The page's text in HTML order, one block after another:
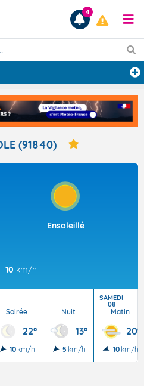
4
(91840)
Ensoleillé
10 km/h
Soirée
22°
10 km/h
Nuit
13°
5 km/h
SAMEDI
08
Matin
20°
10 km/h